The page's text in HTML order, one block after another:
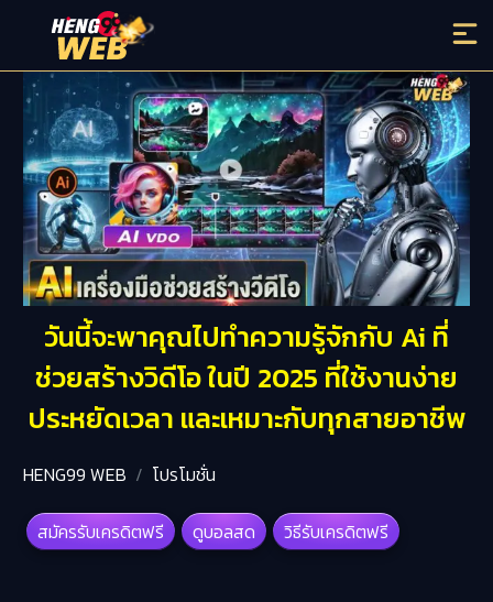
วันนี้จะพาคุณไปทำความรู้จักกับ Ai ที่
ช่วยสร้างวิดีโอ ในปี 2025 ที่ใช้งานง่าย
ประหยัดเวลา และเหมาะกับทุกสายอาชีพ
HENG99 WEB โปรโมชั่น
สมัครรับเครดิตฟรี ดูบอลสด วิธีรับเครดิตฟรี